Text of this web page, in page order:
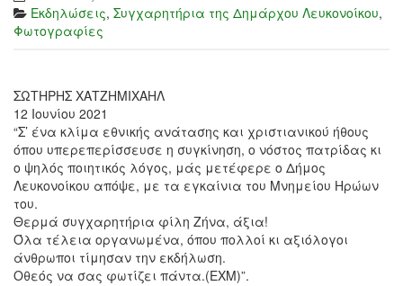
Εκδηλώσεις, Συγχαρητήρια της Δημάρχου Λευκονοίκου,
Φωτογραφίες
ΣΩΤΗΡΗΣ ΧΑΤΖΗΜΙΧΑΗΛ
12 Ιουνίου 2021
“Σ’ ένα κλίμα εθνικής ανάτασης και χριστιανικού ήθους
όπου υπερεπερίσσευσε η συγκίνηση, ο νόστος πατρίδας κι
ο ψηλός ποιητικός λόγος, μάς μετέφερε ο Δήμος
Λευκονοίκου απόψε, με τα εγκαίνια του Μνημείου Ηρώων
του.
Θερμά συγχαρητήρια φίλη Ζήνα, άξια!
Όλα τέλεια οργανωμένα, όπου πολλοί κι αξιόλογοι
άνθρωποι τίμησαν την εκδήλωση.
Οθεός να σας φωτίζει πάντα.(ΕΧΜ)”.